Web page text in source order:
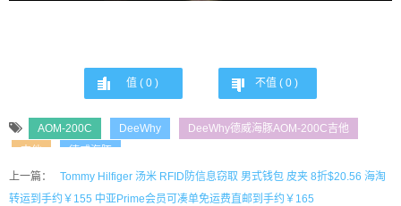
值 ( 0 ) 不值 ( 0 )
AOM-200C DeeWhy
DeeWhy德威海豚AOM-200C吉他
吉他
德威海豚
上一篇：
Tommy Hilfiger 汤米 RFID防信息窃取 男式钱包 皮夹 8折$20.56 海淘
转运到手约￥155 中亚Prime会员可凑单免运费直邮到手约￥165